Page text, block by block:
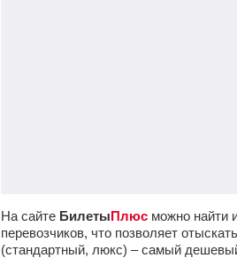
На сайте БилетыПлюс можно найти
перевозчиков, что позволяет
(стандартный, люкс) – самый